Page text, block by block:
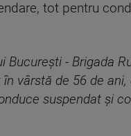
tot pentru
Bucureşti - Brigada
vârstă de 56 de
suspendat şi